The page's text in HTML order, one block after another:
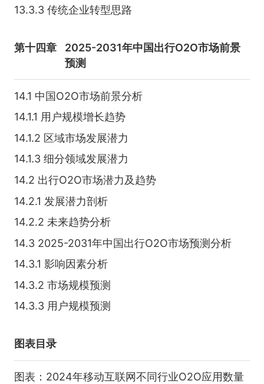
13.3.3 传统企业转型思路
第十四章
2025-2031年中国出行O2O市场前景
预测
14.1 中国O2O市场前景分析
14.1.1 用户规模增长趋势
14.1.2 区域市场发展潜力
14.1.3 细分领域发展潜力
14.2 出行O2O市场潜力及趋势
14.2.1 发展潜力剖析
14.2.2 未来趋势分析
14.3 2025-2031年中国出行O2O市场预测分析
14.3.1 影响因素分析
14.3.2 市场规模预测
14.3.3 用户规模预测
图表目录
图表：2024年移动互联网不同行业O2O应用数量